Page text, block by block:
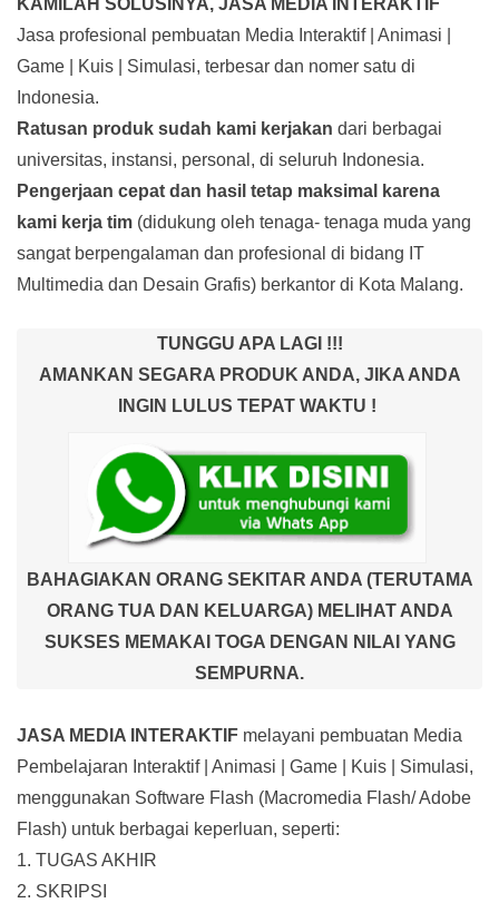
KAMILAH SOLUSINYA, JASA MEDIA INTERAKTIF
Jasa profesional pembuatan Media Interaktif | Animasi |
Game | Kuis | Simulasi, terbesar dan nomer satu di
Indonesia.
Ratusan produk sudah kami kerjakan dari berbagai
universitas, instansi, personal, di seluruh Indonesia.
Pengerjaan cepat dan hasil tetap maksimal karena
kami kerja tim (didukung oleh tenaga- tenaga muda yang
sangat berpengalaman dan profesional di bidang IT
Multimedia dan Desain Grafis) berkantor di Kota Malang.
TUNGGU APA LAGI !!!
AMANKAN SEGARA PRODUK ANDA, JIKA ANDA
INGIN LULUS TEPAT WAKTU !
BAHAGIAKAN ORANG SEKITAR ANDA (TERUTAMA
ORANG TUA DAN KELUARGA) MELIHAT ANDA
SUKSES MEMAKAI TOGA DENGAN NILAI YANG
SEMPURNA.
JASA MEDIA INTERAKTIF melayani pembuatan Media
Pembelajaran Interaktif| Animasi | Game | Kuis | Simulasi,
menggunakan Software Flash (Macromedia Flash/ Adobe
Flash) untuk berbagai keperluan, seperti:
1. TUGAS AKHIR
2. SKRIPSI